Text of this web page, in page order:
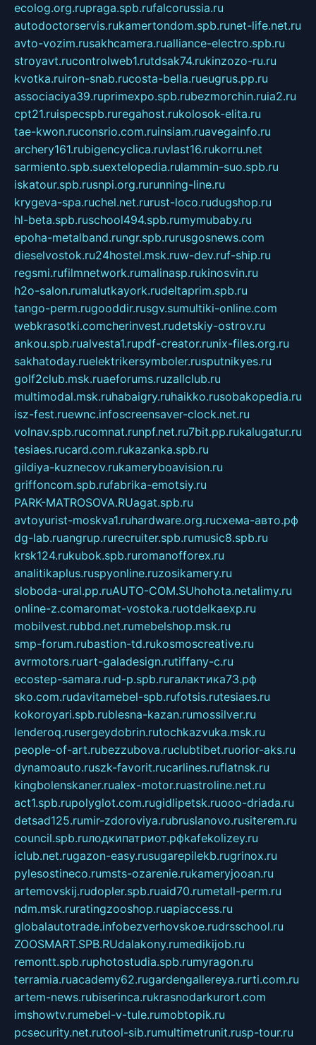
ecolog.org.rupraga.spb.rufalcorussia.ru
autodoctorservis.rukamertondom.spb.runet-life.net.ru
avto-vozim.rusakhcamera.rualliance-electro.spb.ru
stroyavt.rucontrolweb1.rutdsak74.rukinzozo-ru.ru
kvotka.ruiron-snab.rucosta-bella.rueugrus.pp.ru
associaciya39.ruprimexpo.spb.rubezmorchin.ruia2.ru
cpt21.ruispecspb.ruregahost.rukolosok-elita.ru
tae-kwon.ruconsrio.com.ruinsiam.ruavegainfo.ru
archery161.rubigencyclica.ruvlast16.rukorru.net
sarmiento.spb.suextelopedia.rulammin-suo.spb.ru
iskatour.spb.rusnpi.org.rurunning-line.ru
krygeva-spa.ruchel.net.rurust-loco.rudugshop.ru
hl-beta.spb.ruschool494.spb.rumymubaby.ru
epoha-metalband.rungr.spb.rurusgosnews.com
dieselvostok.ru24hostel.msk.ruw-dev.ruf-ship.ru
regsmi.rufilmnetwork.rumalinasp.rukinosvin.ru
h2o-salon.rumalutkayork.rudeltaprim.spb.ru
tango-perm.rugooddir.rusgv.sumultiki-online.com
webkrasotki.comcherinvest.rudetskiy-ostrov.ru
ankou.spb.rualvesta1.rupdf-creator.runix-files.org.ru
sakhatoday.ruelektrikersymboler.rusputnikyes.ru
golf2club.msk.ruaeforums.ruzallclub.ru
multimodal.msk.ruhabaigry.ruhaikko.rusobakopedia.ru
isz-fest.ruewnc.infoscreensaver-clock.net.ru
volnav.spb.rucomnat.runpf.net.ru7bit.pp.rukalugatur.ru
tesiaes.rucard.com.rukazanka.spb.ru
gildiya-kuznecov.rukameryboavision.ru
griffoncom.spb.rufabrika-emotsiy.ru
PARK-MATROSOVA.RUagat.spb.ru
avtoyurist-moskva1.ruhardware.org.ruсхема-авто.рф
dg-lab.ruangrup.rurecruiter.spb.rumusic8.spb.ru
krsk124.rukubok.spb.ruromanofforex.ru
analitikaplus.ruspyonline.ruzosikamery.ru
sloboda-ural.pp.ruAUTO-COM.SUhohota.netalimy.ru
online-z.comaromat-vostoka.ruotdelkaexp.ru
mobilvest.rubbd.net.rumebelshop.msk.ru
smp-forum.rubastion-td.rukosmoscreative.ru
avrmotors.ruart-galadesign.rutiffany-c.ru
ecostep-samara.rud-p.spb.ruгалактика73.рф
sko.com.rudavitamebel-spb.rufotsis.rutesiaes.ru
kokoroyari.spb.rublesna-kazan.rumossilver.ru
lenderoq.rusergeydobrin.rutochkazvuka.msk.ru
people-of-art.rubezzubova.ruclubtibet.ruorior-aks.ru
dynamoauto.ruszk-favorit.rucarlines.ruflatnsk.ru
kingbolenskaner.rualex-motor.ruastroline.net.ru
act1.spb.rupolyglot.com.rugidlipetsk.ruooo-driada.ru
detsad125.rumir-zdoroviya.rubruslanovo.rusiterem.ru
council.spb.ruлодкипатриот.рфkafekolizey.ru
iclub.net.rugazon-easy.rusugarepilekb.rugrinox.ru
pylesostineco.rumsts-ozarenie.rukameryjooan.ru
artemovskij.rudopler.spb.ruaid70.rumetall-perm.ru
ndm.msk.ruratingzooshop.ruapiaccess.ru
globalautotrade.infobezverhovskoe.rudrsschool.ru
ZOOSMART.SPB.RUdalakony.rumedikijob.ru
remontt.spb.ruphotostudia.spb.rumyragon.ru
terramia.ruacademy62.rugardengallereya.rurti.com.ru
artem-news.rubiserinca.rukrasnodarkurort.com
imshowtv.rumebel-v-tule.rumobtopik.ru
pcsecurity.net.rutool-sib.rumultimetrunit.rusp-tour.ru